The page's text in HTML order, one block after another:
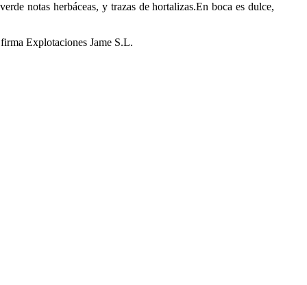
notas herbáceas, y trazas de hortalizas.En boca es dulce,
Explotaciones Jame S.L.